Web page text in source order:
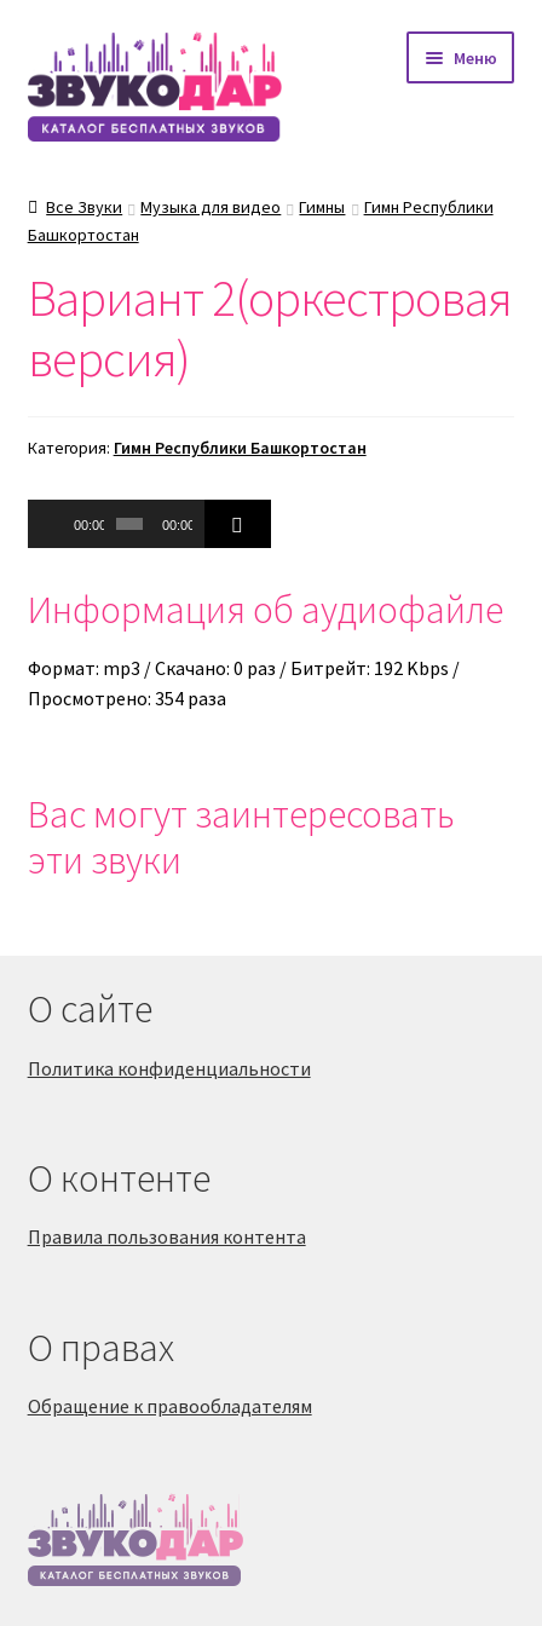
Перейти
к
навигации
Перейти
к
содержимому
Меню
Все Звуки Музыка для видео Гимны
Гимн Республики
Башкортостан
Вариант 2(оркестровая
версия)
Категория: Гимн Республики Башкортостан
Аудиоплеер
00:00 00:00
Информация об аудиофайле
Формат: mp3 / Скачано: 0 раз / Битрейт: 192 Kbps /
Просмотрено: 354 раза
Вас могут заинтересовать
эти звуки
О сайте
Политика конфиденциальности
О контенте
Правила пользования контента
О правах
Обращение к правообладателям